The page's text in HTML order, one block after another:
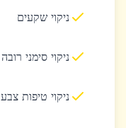
ניקוי שקעים
ניקוי סימני רובה
ניקוי טיפות צבע